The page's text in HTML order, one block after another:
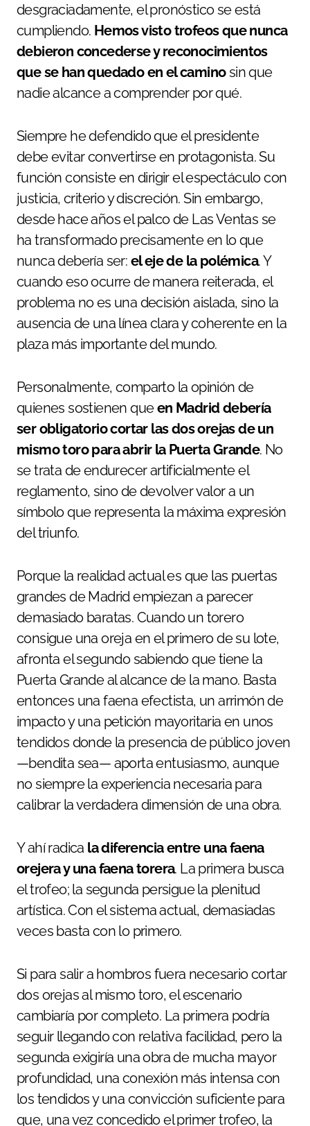
desgraciadamente, el pronóstico se está
cumpliendo. Hemos visto trofeos que nunca
debieron concederse y reconocimientos
que se han quedado en el caminosin que
nadie alcance a comprender por qué.
Siempre he defendido que el presidente
debe evitar convertirse en protagonista. Su
función consiste en dirigir el espectáculo con
justicia, criterio y discreción. Sin embargo,
desde hace años el palco de Las Ventas se
ha transformado precisamente en lo que
nunca debería ser: el eje de la polémica. Y
cuando eso ocurre de manera reiterada, el
problema no es una decisión aislada, sino la
ausencia de una línea clara y coherente en la
plaza más importante del mundo.
Personalmente, comparto la opinión de
quienes sostienen queen Madrid debería
ser obligatorio cortar las dos orejas de un
mismo toro para abrir la Puerta Grande. No
se trata de endurecer artificialmente el
reglamento, sino de devolver valor a un
símbolo que representa la máxima expresión
del triunfo.
Porque la realidad actual es que las puertas
grandes de Madrid empiezan a parecer
demasiado baratas. Cuando un torero
consigue una oreja en el primero de su lote,
afronta el segundo sabiendo que tiene la
Puerta Grande al alcance de la mano. Basta
entonces una faena efectista, un arrimón de
impacto y una petición mayoritaria en unos
tendidos donde la presencia de público joven
—bendita sea— aporta entusiasmo, aunque
no siempre la experiencia necesaria para
calibrar la verdadera dimensión de una obra.
Y ahí radica la diferencia entre una faena
orejera y una faena torera. La primera busca
el trofeo; la segunda persigue la plenitud
artística. Con el sistema actual, demasiadas
veces basta con lo primero.
Si para salir a hombros fuera necesario cortar
dos orejas al mismo toro, el escenario
cambiaría por completo. La primera podría
seguir llegando con relativa facilidad, pero la
segunda exigiría una obra de mucha mayor
profundidad, una conexión más intensa con
los tendidos y una convicción suficiente para
que, una vez concedido el primer trofeo, la